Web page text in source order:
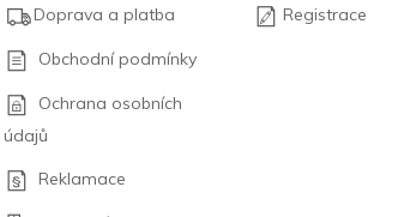
Doprava a platba
Obchodní podmínky
Ochrana osobních
údajů
Reklamace
Registrace